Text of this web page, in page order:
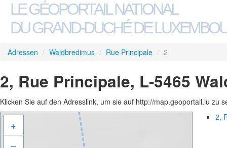
LE GÉOPORTAIL NATIONAL
DU GRAND-DUCHÉ DE
Adressen / Waldbredimus / Rue Principale / 2
2, Rue Principale, L-5465
Klicken Sie auf den Adresslink, um sie auf http://map.geoportail.lu zu
+
–
2,